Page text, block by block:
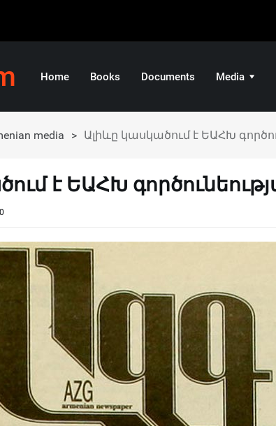
Home Books Documents Media
media > Ալիևը կասկածում է ԵԱՀԽ
է ԵԱՀԽ
0